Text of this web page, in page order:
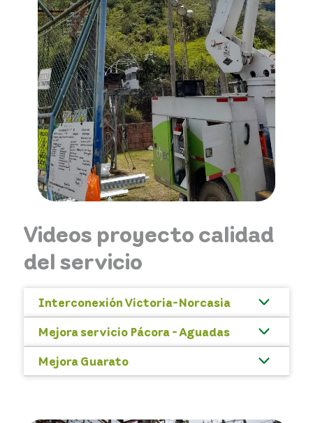
Videos proyecto calidad
del servicio
Interconexión Victoria-Norcasia
Mejora servicio Pácora - Aguadas
Mejora Guarato